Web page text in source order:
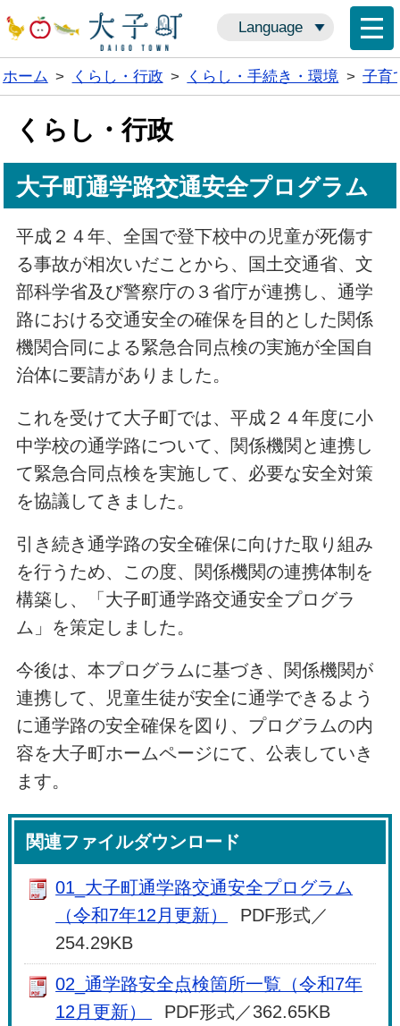
Language
ホーム > くらし・行政 > くらし・手続き・環境 > 子育
くらし・行政
大子町通学路交通安全プログラム
平成２４年、全国で登下校中の児童が死傷す
る事故が相次いだことから、国土交通省、文
部科学省及び警察庁の３省庁が連携し、通学
路における交通安全の確保を目的とした関係
機関合同による緊急合同点検の実施が全国自
治体に要請がありました。
これを受けて大子町では、平成２４年度に小
中学校の通学路について、関係機関と連携し
て緊急合同点検を実施して、必要な安全対策
を協議してきました。
引き続き通学路の安全確保に向けた取り組み
を行うため、この度、関係機関の連携体制を
構築し、「大子町通学路交通安全プログラ
ム」を策定しました。
今後は、本プログラムに基づき、関係機関が
連携して、児童生徒が安全に通学できるよう
に通学路の安全確保を図り、プログラムの内
容を大子町ホームページにて、公表していき
ます。
関連ファイルダウンロード
01_大子町通学路交通安全プログラム
（令和7年12月更新）
PDF形式／
254.29KB
02_通学路安全点検箇所一覧（令和7年
12月更新）
PDF形式／362.65KB